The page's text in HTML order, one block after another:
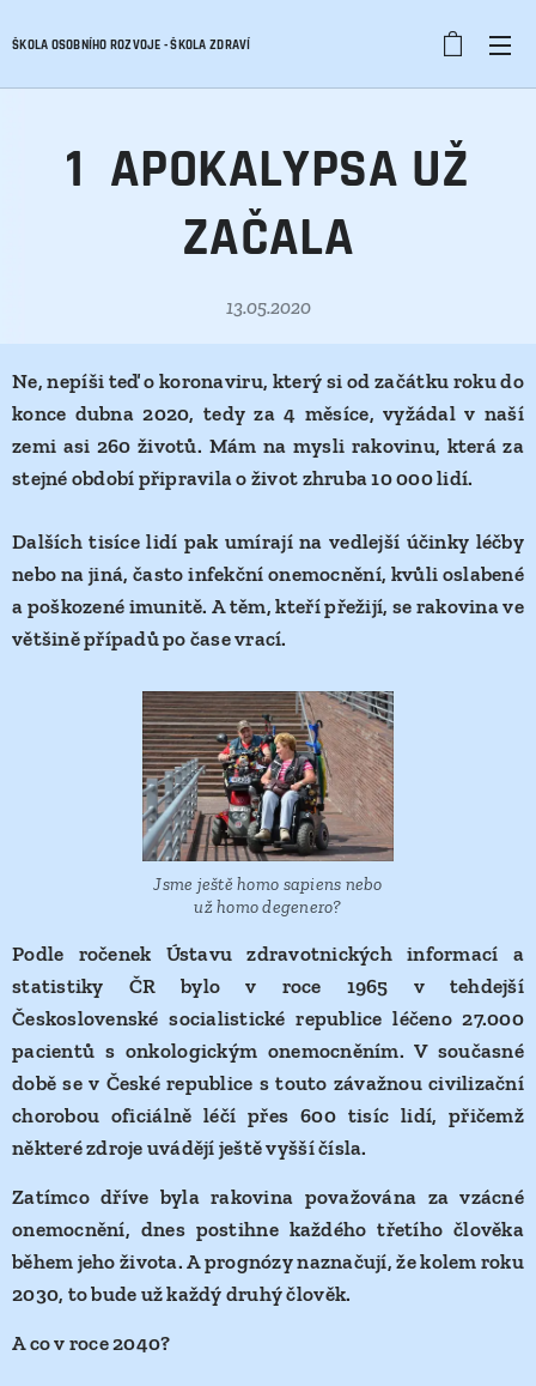
ŠKOLA OSOBNÍHO ROZVOJE - ŠKOLA ZDRAVÍ
1 APOKALYPSA UŽ
ZAČALA
13.05.2020
Ne, nepíši teď o koronaviru, který si od začátku roku do
konce dubna 2020, tedy za 4 měsíce, vyžádal v naší
zemi asi 260 životů. Mám na mysli rakovinu, která za
stejné období připravila o život zhruba 10 000 lidí.
Dalších tisíce lidí pak umírají na vedlejší účinky léčby
nebo na jiná, často infekční onemocnění, kvůli oslabené
a poškozené imunitě. A těm, kteří přežijí, se rakovina ve
většině případů po čase vrací.
Jsme ještě homo sapiens nebo
už homo degenero?
Podle ročenek Ústavu zdravotnických informací a
statistiky ČR bylo v roce 1965 v tehdejší
Československé socialistické republice léčeno 27.000
pacientů s onkologickým onemocněním. V současné
době sev České republice s touto závažnou civilizační
chorobou oficiálně léčí přes 600 tisíc lidí, přičemž
některé zdroje uvádějí ještě vyšší čísla.
Zatímco dříve byla rakovina považována za vzácné
onemocnění, dnes postihne každého třetího člověka
během jeho života. A prognózy naznačují, že kolem roku
2030, to bude už každý druhý člověk.
A co v roce 2040?